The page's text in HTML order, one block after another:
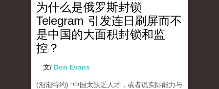
为什么是俄罗斯封锁
Telegram 引发连日刷屏而不
是中国的大面积封锁和监
控？
文/ Don Evans
(泡泡特约) “中国太缺乏人才，或者说实际能力与